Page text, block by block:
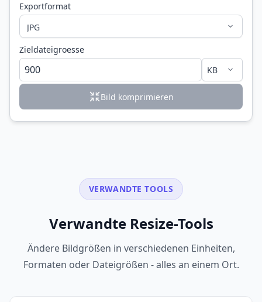
Exportformat
Zieldateigroesse
Bild komprimieren
VERWANDTE TOOLS
Verwandte Resize-Tools
Ändere Bildgrößen in verschiedenen Einheiten,
Formaten oder Dateigrößen - alles an einem Ort.